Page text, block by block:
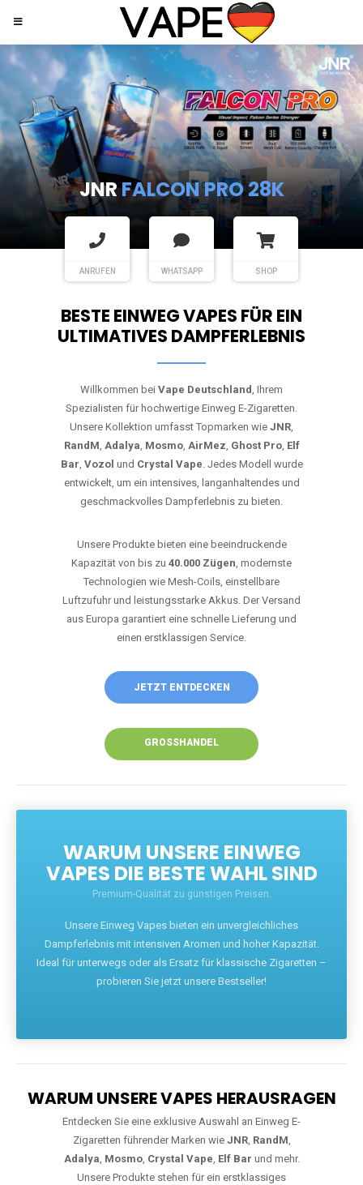
JNRSHISHA HOOKAH MAX
ANRUFEN WHATSAPP SHOP
BESTE EINWEG VAPES FÜR EIN
ULTIMATIVES DAMPFERLEBNIS
Willkommen bei Vape Deutschland, Ihrem
Spezialisten für hochwertige Einweg E-Zigaretten.
Unsere Kollektion umfasst Topmarken wie JNR,
RandM, Adalya, Mosmo, AirMez, Ghost Pro, Elf
Bar, Vozol und Crystal Vape. Jedes Modell wurde
entwickelt, um ein intensives, langanhaltendes und
geschmackvolles Dampferlebnis zu bieten.
Unsere Produkte bieten eine beeindruckende
Kapazität von bis zu 40.000 Zügen, modernste
Technologien wie Mesh-Coils, einstellbare
Luftzufuhr und leistungsstarke Akkus. Der Versand
aus Europa garantiert eine schnelle Lieferung und
einen erstklassigen Service.
JETZT ENTDECKEN
GROSSHANDEL
WARUM UNSERE EINWEG
VAPES DIE BESTE WAHL SIND
Premium-Qualität zu günstigen Preisen.
Unsere Einweg Vapes bieten ein unvergleichliches
Dampferlebnis mit intensiven Aromen und hoher Kapazität.
Ideal für unterwegs oder als Ersatz für klassische Zigaretten –
probieren Sie jetzt unsere Bestseller!
WARUM UNSERE VAPES HERAUSRAGEN
Entdecken Sie eine exklusive Auswahl an Einweg E-
Zigaretten führender Marken wie JNR, RandM,
Adalya, Mosmo, Crystal Vape, Elf Bar und mehr.
Unsere Produkte stehen für ein erstklassiges